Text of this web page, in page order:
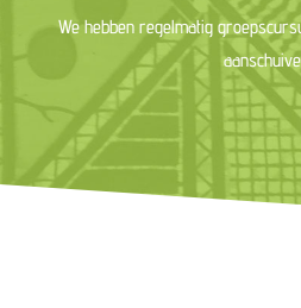
We hebben regelmatig